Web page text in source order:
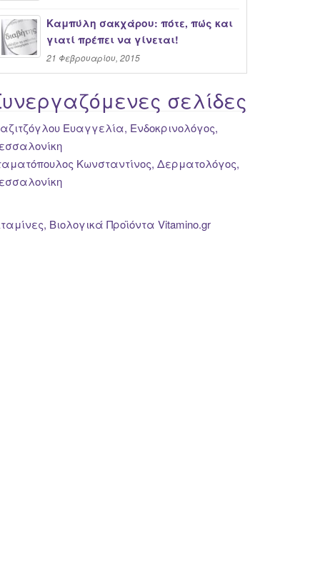
Καμπύλη σακχάρου: πότε, πώς και
γιατί πρέπει να γίνεται!
21 Φεβρουαρίου, 2015
σελίδες
Ευαγγελία, Ενδοκρινολόγος,
Κωνσταντίνος, Δερματολόγος,
Βιολογικά Προϊόντα Vitamino.gr